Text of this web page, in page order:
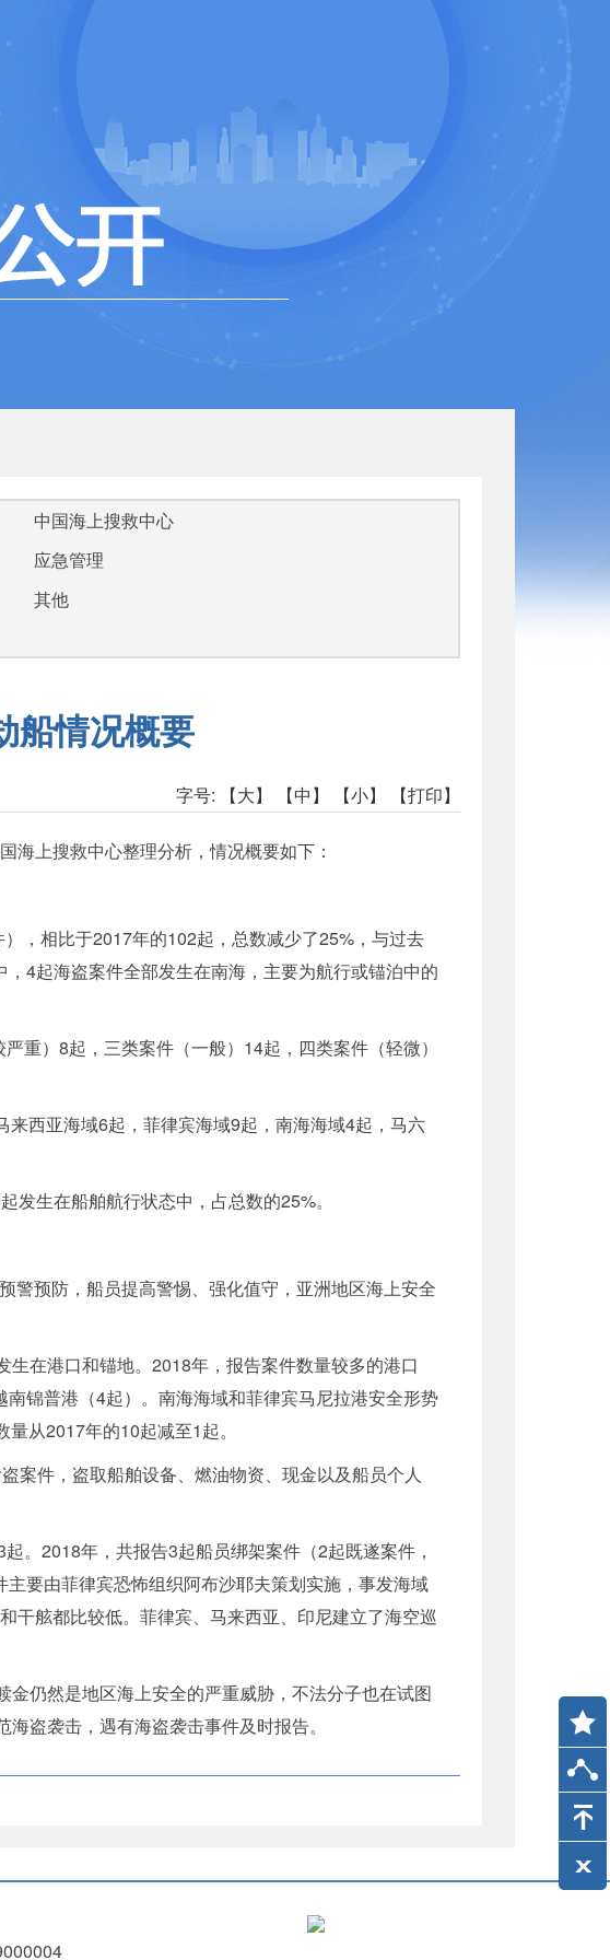
中国海上搜救中心
应急管理
其他
船情况概要
字号: 【大】 【中】 【小】 【打印】
上搜救中心整理分析，情况概要如下：
，相比于2017年的102起，总数减少了25%，与过去
4起海盗案件全部发生在南海，主要为航行或锚泊中的
）8起，三类案件（一般）14起，四类案件（轻微）
西亚海域6起，菲律宾海域9起，南海海域4起，马六
生在船舶航行状态中，占总数的25%。
预防，船员提高警惕、强化值守，亚洲地区海上安全
在港口和锚地。2018年，报告案件数量较多的港口
锦普港（4起）。南海海域和菲律宾马尼拉港安全形势
从2017年的10起减至1起。
件，盗取船舶设备、燃油物资、现金以及船员个人
2018年，共报告3起船员绑架案件（2起既遂案件，
要由菲律宾恐怖组织阿布沙耶夫策划实施，事发海域
干舷都比较低。菲律宾、马来西亚、印尼建立了海空巡
仍然是地区海上安全的严重威胁，不法分子也在试图
盗袭击，遇有海盗袭击事件及时报告。